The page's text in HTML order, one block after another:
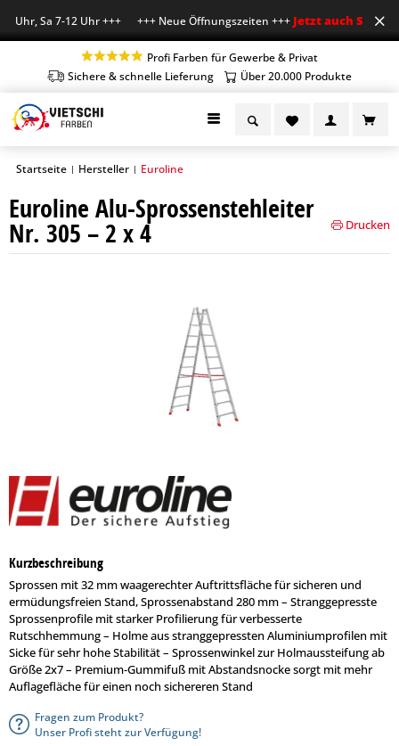
Uhr, Sa 7-12 Uhr +++ +++ Neue Öffnungszeiten +++Jetzt auch Sa
Profi Farben für Gewerbe & Privat
Sichere & schnelle Lieferung
Über 20.000 Produkte
Startseite | Hersteller | Euroline
Euroline Alu-Sprossenstehleiter
Nr. 305 – 2 x 4 Drucken
Kurzbeschreibung
Sprossen mit 32 mm waagerechter Auftrittsfläche für sicheren und
ermüdungsfreien Stand, Sprossenabstand 280 mm – Stranggepresste
Sprossenprofile mit starker Profilierung für verbesserte
Rutschhemmung – Holme aus stranggepressten Aluminiumprofilen mit
Sicke für sehr hohe Stabilität – Sprossenwinkel zur Holmaussteifung ab
Größe 2x7 – Premium-Gummifuß mit Abstandsnocke sorgt mit mehr
Auflagefläche für einen noch sichereren Stand
Fragen zum Produkt?
Unser Profi steht zur Verfügung!